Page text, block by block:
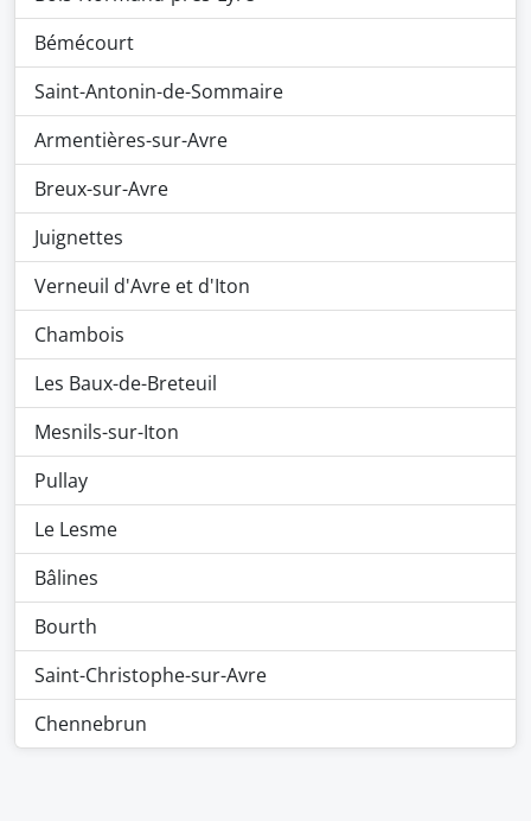
Bémécourt
Saint-Antonin-de-Sommaire
Armentières-sur-Avre
Breux-sur-Avre
Juignettes
Verneuil d'Avre et d'Iton
Chambois
Les Baux-de-Breteuil
Mesnils-sur-Iton
Pullay
Le Lesme
Bâlines
Bourth
Saint-Christophe-sur-Avre
Chennebrun